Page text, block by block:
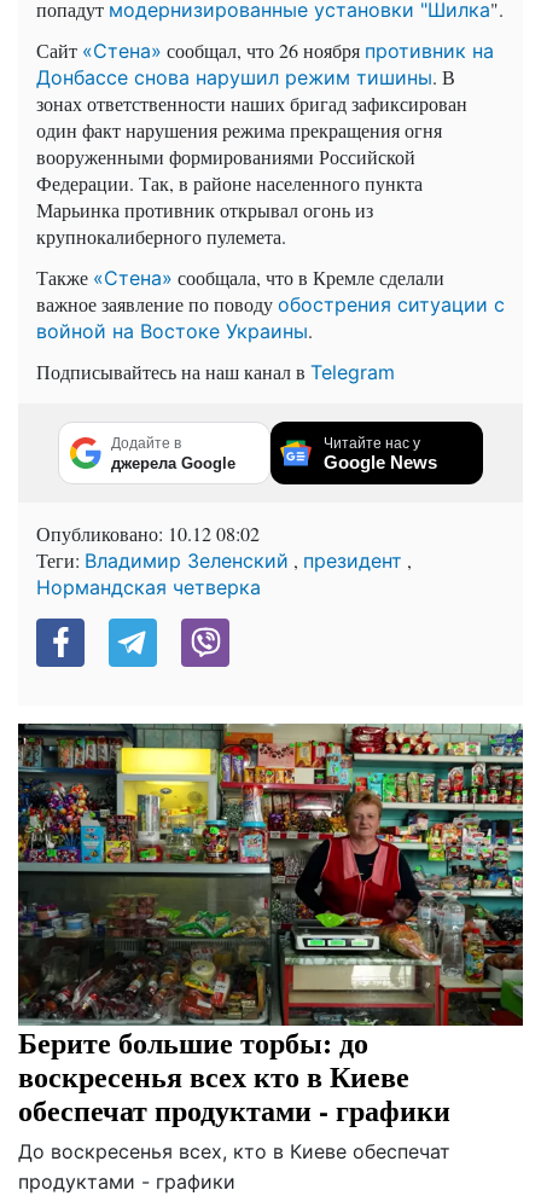
попадут модернизированные установки "Шилка".
Сайт «Стена» сообщал, что 26 ноября противник на
Донбассе снова нарушил режим тишины. В
зонах ответственности наших бригад зафиксирован
один факт нарушения режима прекращения огня
вооруженными формированиями Российской
Федерации. Так, в районе населенного пункта
Марьинка противник открывал огонь из
крупнокалиберного пулемета.
Также «Стена» сообщала, что в Кремле сделали
важное заявление по поводу обострения ситуации с
войной на Востоке Украины.
Подписывайтесь на наш канал в Telegram
Додайте в
джерела Google
Читайте нас у
Google News
Опубликовано: 10.12 08:02
Теги: Владимир Зеленский , президент ,
Нормандская четверка
Берите большие торбы: до
воскресенья всех кто в Киеве
обеспечат продуктами - графики
До воскресенья всех, кто в Киеве обеспечат
продуктами - графики